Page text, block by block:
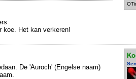
koe. Het kan verkeren!
De 'Auroch' (Engelse naam)